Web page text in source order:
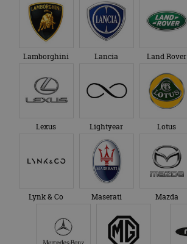
Lamborghini Lancia Land Rover
Lexus Lightyear Lotus
Lynk & Co Maserati Mazda